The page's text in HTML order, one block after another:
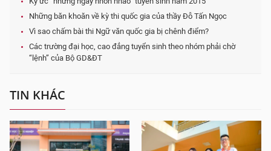
Những băn khoăn về kỳ thi quốc gia của thầy Đỗ Tấn Ngọc
Vì sao chấm bài thi Ngữ văn quốc gia bị chênh điểm?
Các trường đại học, cao đẳng tuyển sinh theo nhóm phải chờ
“lệnh” của Bộ GD&ĐT
TIN KHÁC